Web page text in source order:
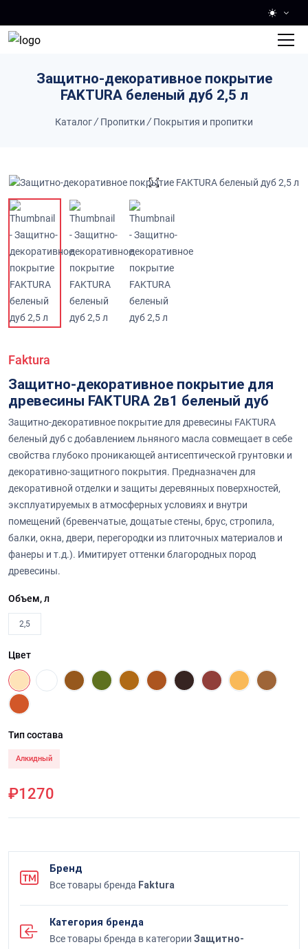
Защитно-декоративное покрытие
FAKTURA беленый дуб 2,5 л
Каталог/ Пропитки / Покрытия и пропитки
Faktura
Защитно-декоративное покрытие для
древесины FAKTURA 2в1 беленый дуб
Защитно-декоративное покрытие для древесины FAKTURA
беленый дуб с добавлением льняного масла совмещает в себе
свойства глубоко проникающей антисептической грунтовки и
декоративно-защитного покрытия. Предназначен для
декоративной отделки и защиты деревянных поверхностей,
эксплуатируемых в атмосферных условиях и внутри
помещений (бревенчатые, дощатые стены, брус, стропила,
балки, окна, двери, перегородки из плиточных материалов и
фанеры и т.д.). Имитирует оттенки благородных пород
древесины.
Объем, л
2,5
Цвет
Тип состава
Алкидный
₽1270
Бренд
Все товары бренда Faktura
Категория бренда
Все товары бренда в категории Защитно-